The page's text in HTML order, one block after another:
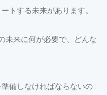
トする未来があります。
未来に何が必要で、どんな
備しなければならないの